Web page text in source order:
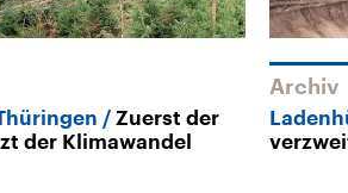
Zuerst der
der Klimawandel
Archiv